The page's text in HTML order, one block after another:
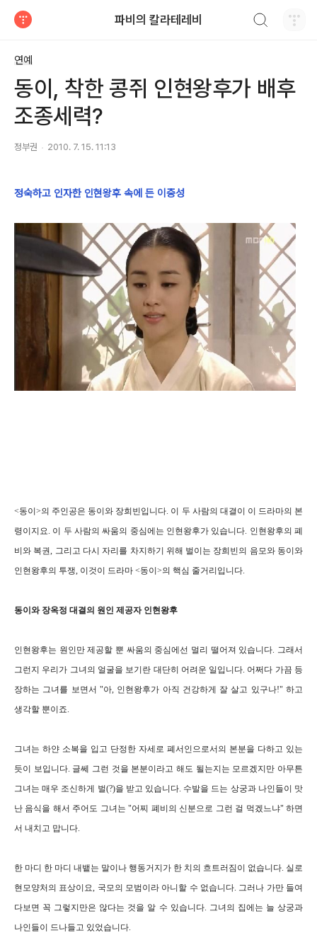
파비의 칼라테레비
연예
동이, 착한 콩쥐 인현왕후가 배후
조종세력?
정부권 2010. 7. 15. 11:13
정숙하고 인자한 인현왕후 속에 든 이중성
<동이>의 주인공은 동이와 장희빈입니다. 이 두 사람의 대결이 이 드라마의 본
령이지요. 이 두 사람의 싸움의 중심에는 인현왕후가 있습니다. 인현왕후의 폐
비와 복권, 그리고 다시 자리를 차지하기 위해 벌이는 장희빈의 음모와 동이와
인현왕후의 투쟁, 이것이 드라마 <동이>의 핵심 줄거리입니다.
동이와 장옥정 대결의 원인 제공자 인현왕후
인현왕후는 원인만 제공할 뿐 싸움의 중심에선 멀리 떨어져 있습니다. 그래서
그런지 우리가 그녀의 얼굴을 보기란 대단히 어려운 일입니다. 어쩌다 가끔 등
장하는 그녀를 보면서 "아, 인현왕후가 아직 건강하게 잘 살고 있구나!" 하고
생각할 뿐이죠.
그녀는 하얀 소복을 입고 단정한 자세로 폐서인으로서의 본분을 다하고 있는
듯이 보입니다. 글쎄 그런 것을 본분이라고 해도 될는지는 모르겠지만 아무튼
그녀는 매우 조신하게 벌(?)을 받고 있습니다. 수발을 드는 상궁과 나인들이 맛
난 음식을 해서 주어도 그녀는 "어찌 폐비의 신분으로 그런 걸 먹겠느냐" 하면
서 내치고 맙니다.
한 마디 한 마디 내뱉는 말이나 행동거지가 한 치의 흐트러짐이 없습니다. 실로
현모양처의 표상이요, 국모의 모범이라 아니할 수 없습니다. 그러나 가만 들여
다보면 꼭 그렇지만은 않다는 것을 알 수 있습니다. 그녀의 집에는 늘 상궁과
나인들이 드나들고 있었습니다.